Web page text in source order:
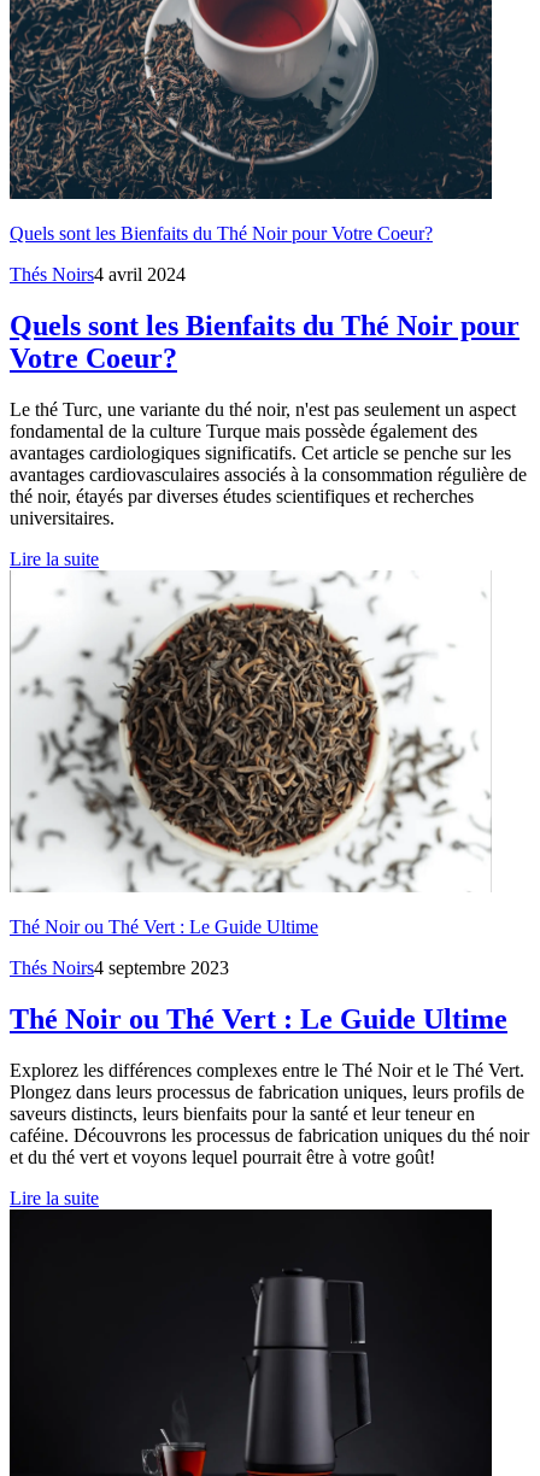
Quels sont les Bienfaits du Thé Noir pour Votre Coeur?
Thés Noirs4 avril 2024
Quels sont les Bienfaits du Thé Noir pour
Votre Coeur?
Le thé Turc, une variante du thé noir, n'est pas seulement un aspect
fondamental de la culture Turque mais possède également des
avantages cardiologiques significatifs. Cet article se penche sur les
avantages cardiovasculaires associés à la consommation régulière de
thé noir, étayés par diverses études scientifiques et recherches
universitaires.
Lire la suite
Thé Noir ou Thé Vert : Le Guide Ultime
Thés Noirs4 septembre 2023
Thé Noir ou Thé Vert : Le Guide Ultime
Explorez les différences complexes entre le Thé Noir et le Thé Vert.
Plongez dans leurs processus de fabrication uniques, leurs profils de
saveurs distincts, leurs bienfaits pour la santé et leur teneur en
caféine. Découvrons les processus de fabrication uniques du thé noir
et du thé vert et voyons lequel pourrait être à votre goût!
Lire la suite